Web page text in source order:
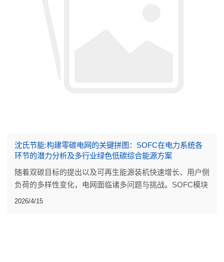
沈氏节能:构建零碳电网的关键拼图：SOFC在电力系统各
环节的潜力分析及多行业绿色低碳综合能源方案
随着双碳目标的提出以及可再生能源装机快速增长、用户侧
负荷的多样性变化，电网面临诸多问题与挑战。SOFC模块
化发电和高温固体氧化物电解水制氢（SOEC）储能技术将
2026/4/15